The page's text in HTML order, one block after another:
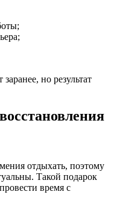
но результат
отдыхать, поэтому
Такой подарок
время с